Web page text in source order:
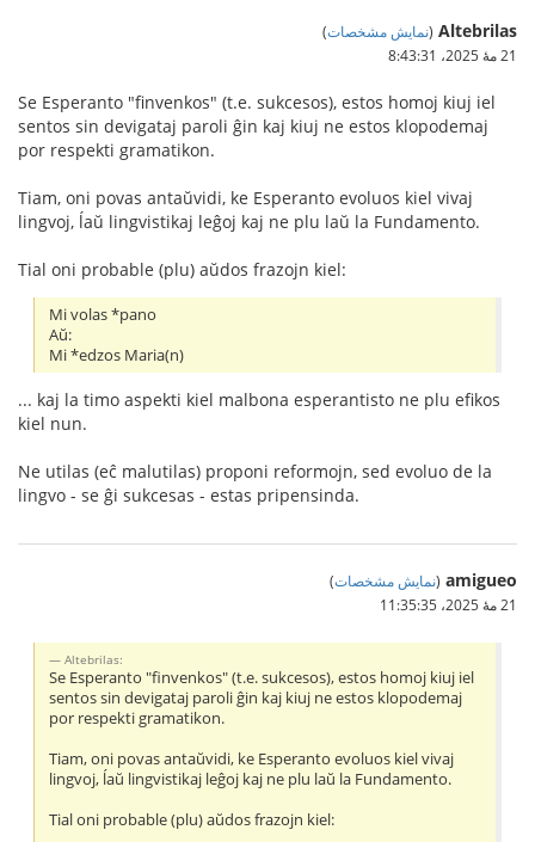
Altebrilas
(نمایش مشخصات)
21 مهٔ 2025،‏ 8:43:31
Se Esperanto "finvenkos" (t.e. sukcesos), estos homoj kiuj iel
sentos sin devigataj paroli ĝin kaj kiuj ne estos klopodemaj
por respekti gramatikon.
Tiam, oni povas antaŭvidi, ke Esperanto evoluos kiel vivaj
lingvoj, ĺaŭ lingvistikaj leĝoj kaj ne plu laŭ la Fundamento.
Tial oni probable (plu) aŭdos frazojn kiel:
Mi volas *pano
Aŭ:
Mi *edzos Maria(n)
... kaj la timo aspekti kiel malbona esperantisto ne plu efikos
kiel nun.
Ne utilas (eĉ malutilas) proponi reformojn, sed evoluo de la
lingvo - se ĝi sukcesas - estas pripensinda.
amigueo
(نمایش مشخصات)
21 مهٔ 2025،‏ 11:35:35
Altebrilas:
Se Esperanto "finvenkos" (t.e. sukcesos), estos homoj kiuj iel
sentos sin devigataj paroli ĝin kaj kiuj ne estos klopodemaj
por respekti gramatikon.
Tiam, oni povas antaŭvidi, ke Esperanto evoluos kiel vivaj
lingvoj, ĺaŭ lingvistikaj leĝoj kaj ne plu laŭ la Fundamento.
Tial oni probable (plu) aŭdos frazojn kiel: